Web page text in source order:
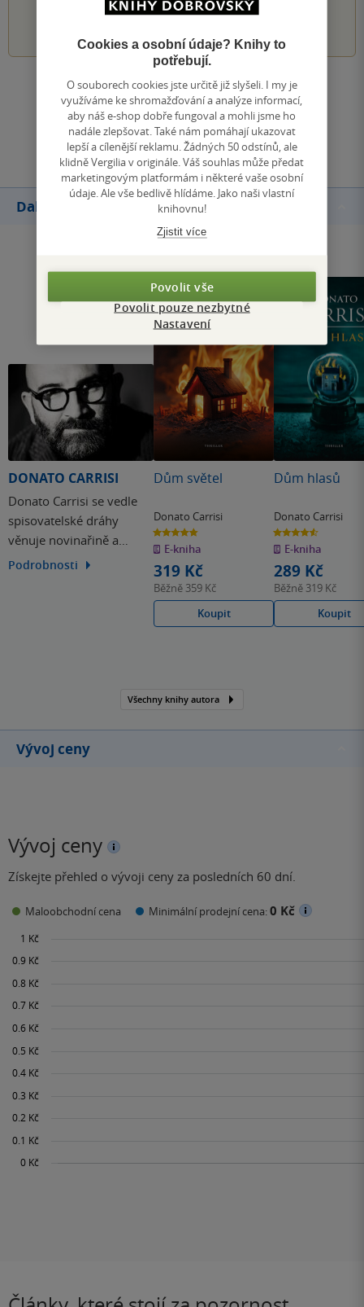
1 2 3 4 5
Zobrazit všechna hodnocení
Přidat hodnocení
Další knihy autora
DONATO CARRISI
Donato Carrisi se vedle
spisovatelské dráhy
věnuje novinařině a
scenáristice. Na svém
napsal scénář a ujal se…
Podrobnosti
Dům světel
Donato Carrisi
4.8
z
5
hvězdiček
E-kniha
319 Kč
Běžně 359 Kč
Koupit
Dům hlasů
Donato Carrisi
4.6
z
5
hvězdiček
E-kniha
289 Kč
Běžně 319 Kč
Koupit
Všechny knihy autora
Vývoj ceny
Vývoj ceny
Získejte přehled o vývoji ceny za posledních 60 dní.
Maloobchodní cena Minimální prodejní cena:0 Kč
Cookies a osobní údaje? Knihy to
potřebují.
O souborech cookies jste určitě již slyšeli. I my je
využíváme ke shromažďování a analýze informací,
aby náš e-shop dobře fungoval a mohli jsme ho
nadále zlepšovat. Také nám pomáhají ukazovat
lepší a cílenější reklamu. Žádných 50 odstínů, ale
klidně Vergilia v originále. Váš souhlas může předat
marketingovým platformám i některé vaše osobní
údaje. Ale vše bedlivě hlídáme. Jako naši vlastní
knihovnu!
Zjistit více
Povolit vše
Povolit pouze nezbytné
Nastavení